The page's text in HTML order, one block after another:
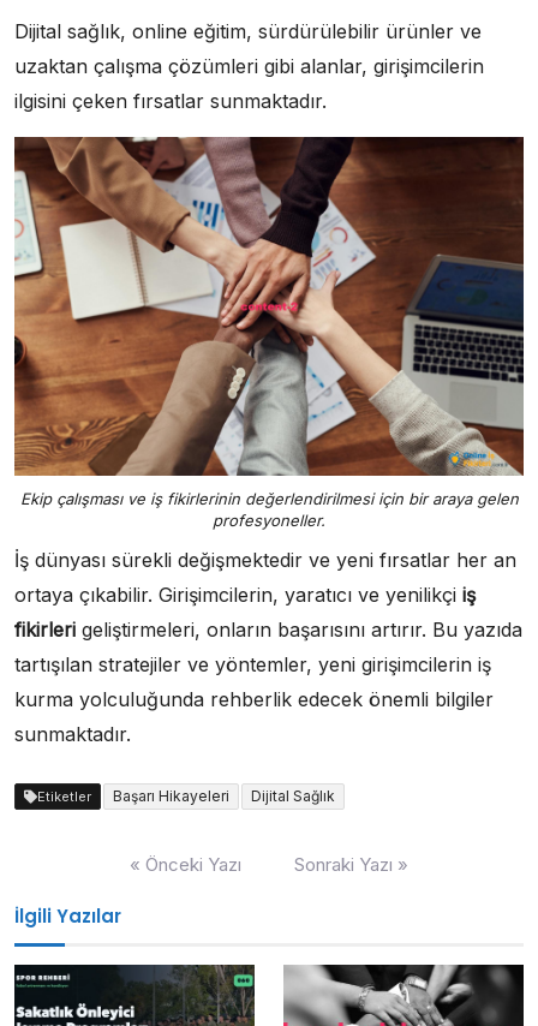
Dijital sağlık, online eğitim, sürdürülebilir ürünler ve
uzaktan çalışma çözümleri gibi alanlar, girişimcilerin
ilgisini çeken fırsatlar sunmaktadır.
Ekip çalışması ve iş fikirlerinin değerlendirilmesi için bir araya gelen
profesyoneller.
İş dünyası sürekli değişmektedir ve yeni fırsatlar her an
ortaya çıkabilir. Girişimcilerin, yaratıcı ve yenilikçi iş
fikirleri geliştirmeleri, onların başarısını artırır. Bu yazıda
tartışılan stratejiler ve yöntemler, yeni girişimcilerin iş
kurma yolculuğunda rehberlik edecek önemli bilgiler
sunmaktadır.
Etiketler Başarı Hikayeleri Dijital Sağlık
« Önceki Yazı Sonraki Yazı »
İlgili Yazılar